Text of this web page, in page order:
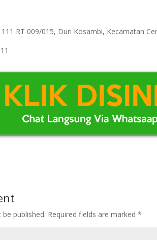
RT 009/015, Duri Kosambi, Kecamatan
published. Required fields are marked*